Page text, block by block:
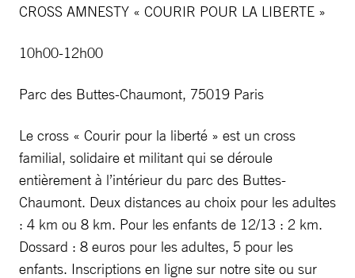
CROSS AMNESTY « COURIR POUR LA LIBERTE »
10h00-12h00
Parc des Buttes-Chaumont, 75019 Paris
Le cross « Courir pour la liberté » est un cross
familial, solidaire et militant qui se déroule
entièrement à l’intérieur du parc des Buttes-
Chaumont. Deux distances au choix pour les adultes
: 4 km ou 8 km. Pour les enfants de 12/13 : 2 km.
Dossard : 8 euros pour les adultes, 5 pour les
enfants. Inscriptions en ligne sur notre site ou sur